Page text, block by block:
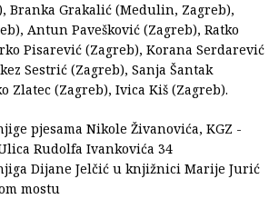
Branka Grakalić (Medulin, Zagreb),
Antun Pavešković (Zagreb), Ratko
Pisarević (Zagreb), Korana Serdarević
Sestrić (Zagreb), Sanja Šantak
Zlatec (Zagreb), Ivica Kiš (Zagreb).
pjesama Nikole Živanovića, KGZ -
Rudolfa Ivankovića 34
Dijane Jelčić u knjižnici Marije Jurić
mostu